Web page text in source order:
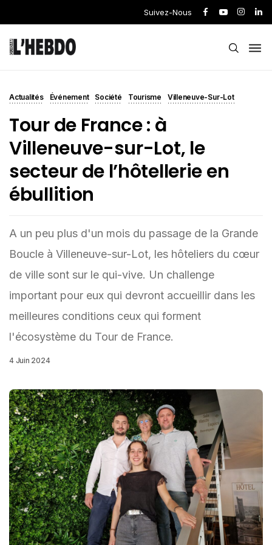
Suivez-Nous
Actualités Événement Société Tourisme Villeneuve-Sur-Lot
Tour de France : à
Villeneuve-sur-Lot, le
secteur de l’hôtellerie en
ébullition
A un peu plus d'un mois du passage de la Grande
Boucle à Villeneuve-sur-Lot, les hôteliers du cœur
de ville sont sur le qui-vive. Un challenge
important pour eux qui devront accueillir dans les
meilleures conditions ceux qui forment
l'écosystème du Tour de France.
4 Juin 2024